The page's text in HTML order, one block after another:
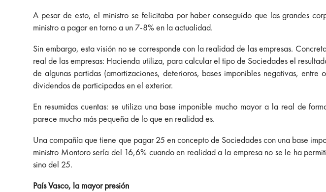
A pesar de esto, el ministro se felicitaba por haber conseguido que las grandes
ministro a pagar en torno a un 7-8% en la actualidad.
Sin embargo, esta visión no se corresponde con la realidad de las empresas.
real de las empresas: Hacienda utiliza, para calcular el tipo de Sociedades el
de algunas partidas (amortizaciones, deterioros, bases imponibles negativas,
dividendos de participadas en el exterior.
En resumidas cuentas: se utiliza una base imponible mucho mayor a la real de
parece mucho más pequeña de lo que en realidad es.
Una compañía que tiene que pagar 25 en concepto de Sociedades con una base
ministro Montoro sería del 16,6% cuando en realidad a la empresa no se le ha
sino del 25.
País Vasco, la mayor presión